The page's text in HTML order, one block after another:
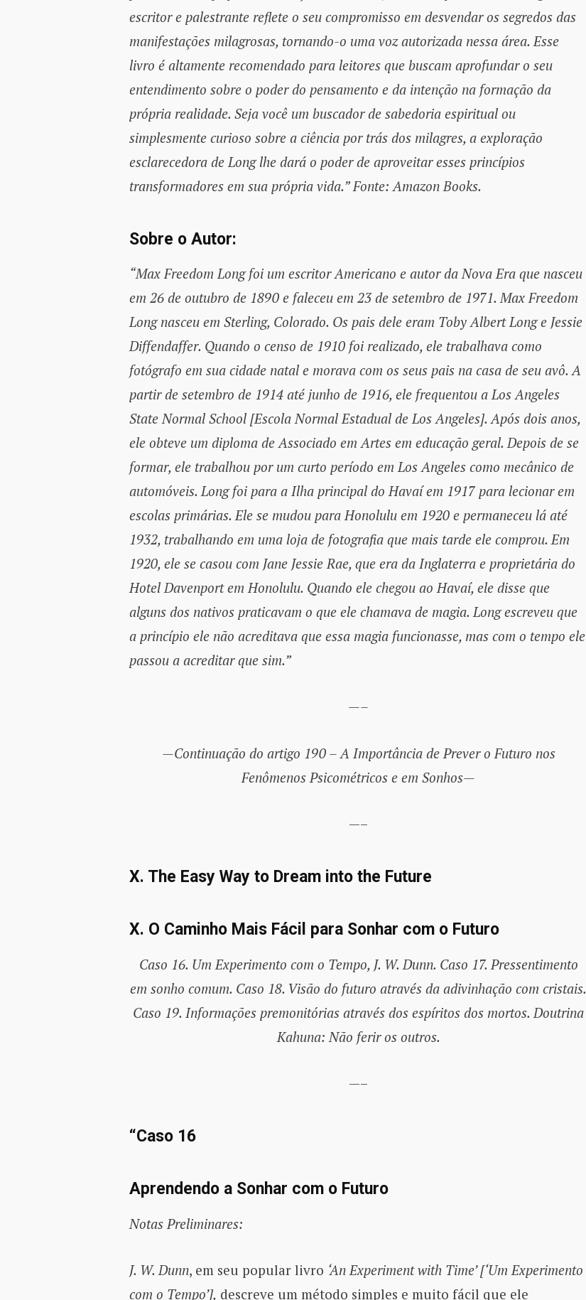
escritor e palestrante reflete o seu compromisso em desvendar os segredos das
manifestações milagrosas, tornando-o uma voz autorizada nessa área. Esse
livro é altamente recomendado para leitores que buscam aprofundar o seu
entendimento sobre o poder do pensamento e da intenção na formação da
própria realidade. Seja você um buscador de sabedoria espiritual ou
simplesmente curioso sobre a ciência por trás dos milagres, a exploração
esclarecedora de Long lhe dará o poder de aproveitar esses princípios
transformadores em sua própria vida.” Fonte: Amazon Books.
Sobre o Autor:
“Max Freedom Long foi um escritor Americano e autor da Nova Era que nasceu
em 26 de outubro de 1890 e faleceu em 23 de setembro de 1971. Max Freedom
Long nasceu em Sterling, Colorado. Os pais dele eram Toby Albert Long e Jessie
Diffendaffer. Quando o censo de 1910 foi realizado, ele trabalhava como
fotógrafo em sua cidade natal e morava com os seus pais na casa de seu avô. A
partir de setembro de 1914 até junho de 1916, ele frequentou a Los Angeles
State Normal School [Escola Normal Estadual de Los Angeles]. Após dois anos,
ele obteve um diploma de Associado em Artes em educação geral. Depois de se
formar, ele trabalhou por um curto período em Los Angeles como mecânico de
automóveis. Long foi para a Ilha principal do Havaí em 1917 para lecionar em
escolas primárias. Ele se mudou para Honolulu em 1920 e permaneceu lá até
1932, trabalhando em uma loja de fotografia que mais tarde ele comprou. Em
1920, ele se casou com Jane Jessie Rae, que era da Inglaterra e proprietária do
Hotel Davenport em Honolulu. Quando ele chegou ao Havaí, ele disse que
alguns dos nativos praticavam o que ele chamava de magia. Long escreveu que
a princípio ele não acreditava que essa magia funcionasse, mas com o tempo ele
passou a acreditar que sim.”
—–
—Continuação do artigo 190 – A Importância de Prever o Futuro nos
Fenômenos Psicométricos e em Sonhos—
—–
X. The Easy Way to Dream into the Future
X. O Caminho Mais Fácil para Sonhar com o Futuro
Caso 16. Um Experimento com o Tempo, J. W. Dunn. Caso 17. Pressentimento
em sonho comum. Caso 18. Visão do futuro através da adivinhação com cristais.
Caso 19. Informações premonitórias através dos espíritos dos mortos. Doutrina
Kahuna: Não ferir os outros.
—–
“Caso 16
Aprendendo a Sonhar com o Futuro
Notas Preliminares:
J. W. Dunn, em seu popular livro ‘An Experiment with Time’ [‘Um Experimento
com o Tempo’], descreve um método simples e muito fácil que ele